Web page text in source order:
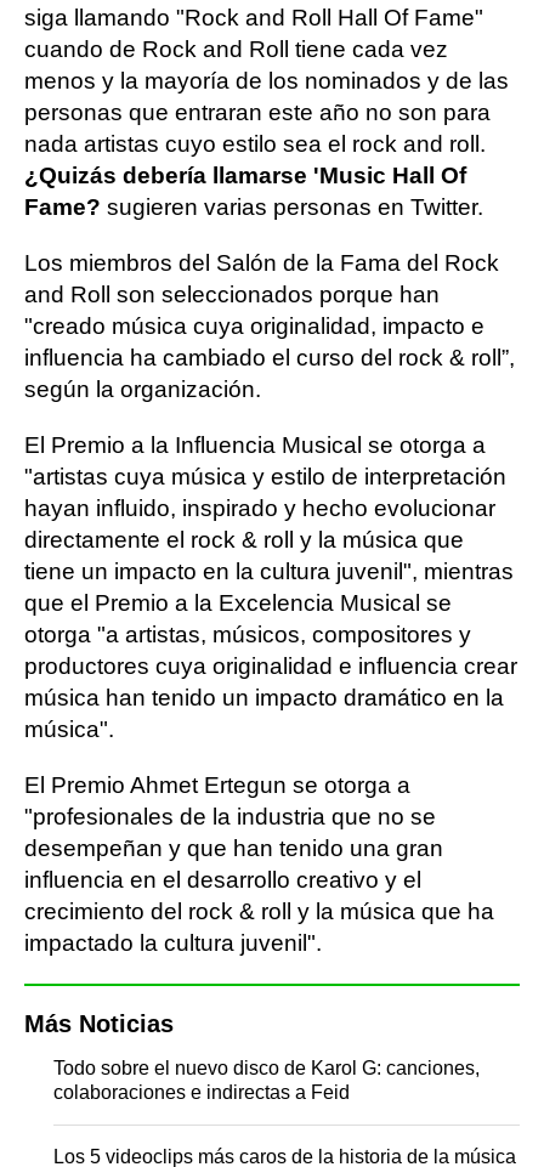
siga llamando "Rock and Roll Hall Of Fame"
cuando de Rock and Roll tiene cada vez
menos y la mayoría de los nominados y de las
personas que entraran este año no son para
nada artistas cuyo estilo sea el rock and roll.
¿Quizás debería llamarse 'Music Hall Of
Fame? sugieren varias personas en Twitter.
Los miembros del Salón de la Fama del Rock
and Roll son seleccionados porque han
"creado música cuya originalidad, impacto e
influencia ha cambiado el curso del rock & roll”,
según la organización.
El Premio a la Influencia Musical se otorga a
"artistas cuya música y estilo de interpretación
hayan influido, inspirado y hecho evolucionar
directamente el rock & roll y la música que
tiene un impacto en la cultura juvenil", mientras
que el Premio a la Excelencia Musical se
otorga "a artistas, músicos, compositores y
productores cuya originalidad e influencia crear
música han tenido un impacto dramático en la
música".
El Premio Ahmet Ertegun se otorga a
"profesionales de la industria que no se
desempeñan y que han tenido una gran
influencia en el desarrollo creativo y el
crecimiento del rock & roll y la música que ha
impactado la cultura juvenil".
Más Noticias
Todo sobre el nuevo disco de Karol G: canciones,
colaboraciones e indirectas a Feid
Los 5 videoclips más caros de la historia de la música